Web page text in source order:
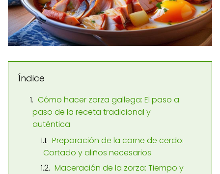
Índice
Cómo hacer zorza gallega: El paso a
paso de la receta tradicional y
auténtica
Preparación de la carne de cerdo:
Cortado y aliños necesarios
Maceración de la zorza: Tiempo y